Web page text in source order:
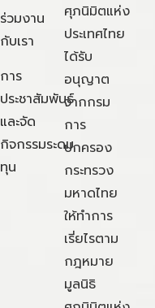
ร่วมงาน
กับเรา
การ
ประชาสัมพันธ์
และจัด
กิจกรรมระดม
ทุน
ศุภนิมิตแห่ง
ประเทศไทย
ได้รับ
อนุญาต
จากกรม
การ
ปกครอง
กระทรวง
มหาดไทย
ให้ทำการ
เรี่ยไรตาม
กฎหมาย
มูลนิธิ